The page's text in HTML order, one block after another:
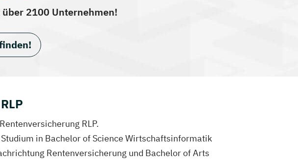
2100 Unternehmen!
RLP.
in Bachelor of Science Wirtschaftsinformatik
Rentenversicherung und Bachelor of Arts